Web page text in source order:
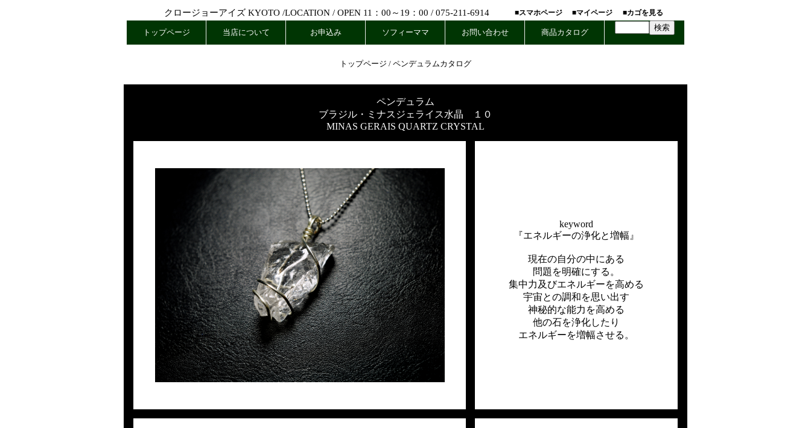
クロージョーアイズ KYOTO /LOCATION/ OPEN 11：00～19：00 / 075-211-6914 ■スマホページ ■マイページ ■カゴを見る
トップページ 当店について お申込み ソフィーママ お問い合わせ 商品カタログ
トップページ / ペンデュラムカタログ
ペンデュラム
ブラジル・ミナスジェライス水晶 １０
MINAS GERAIS QUARTZ CRYSTAL
keyword
『エネルギーの浄化と増幅』
現在の自分の中にある
問題を明確にする。
集中力及びエネルギーを高める
宇宙との調和を思い出す
神秘的な能力を高める
他の石を浄化したり
エネルギーを増幅させる。